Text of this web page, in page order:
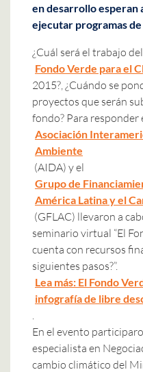
en desarrollo esperan
ejecutar programas
¿Cuál será el trabajo del
Fondo Verde para el
2015?, ¿Cuándo se
proyectos que serán
fondo? Para responder
Asociación
Ambiente
(AIDA) y el
Grupo de
América Latina y el
(GFLAC) llevaron a
seminario virtual “El
cuenta con recursos
siguientes pasos?”.
Lea más: El Fondo
infografía de libre
En el evento
especialista en
cambio climático del